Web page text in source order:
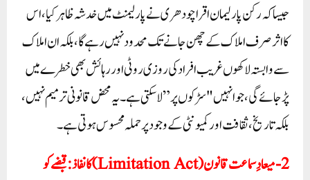
جیسا کہ رکن پارلیمان اقرا چودھری نے پارلیمنٹ میں خدشہ ظاہر کیا، اس
کا اثر صرف املاک کے چھن جانے تک محدود نہیں رہے گا، بلکہ ان املاک
سے وابستہ لاکھوں غریب افراد کی روزی روٹی اور رہائش بھی خطرے میں
پڑ جائے گی، جو انہیں "سڑکوں پر” لا سکتی ہے۔ یہ محض قانونی ترمیم نہیں،
بلکہ تاریخ، ثقافت اور کمیونٹی کے وجود پر حملہ محسوس ہوتی ہے۔
2-میعادِ سماعت قانون (Limitation Act) کا نفاذ: قبضے کو